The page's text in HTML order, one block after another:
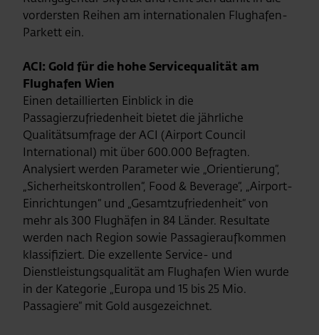
vordersten Reihen am internationalen Flughafen-
Parkett ein.
ACI: Gold für die hohe Servicequalität am
Flughafen Wien
Einen detaillierten Einblick in die
Passagierzufriedenheit bietet die jährliche
Qualitätsumfrage der ACI (Airport Council
International) mit über 600.000 Befragten.
Analysiert werden Parameter wie „Orientierung“,
„Sicherheitskontrollen“, Food & Beverage“, „Airport-
Einrichtungen“ und „Gesamtzufriedenheit“ von
mehr als 300 Flughäfen in 84 Länder. Resultate
werden nach Region sowie Passagieraufkommen
klassifiziert. Die exzellente Service- und
Dienstleistungsqualität am Flughafen Wien wurde
in der Kategorie „Europa und 15 bis 25 Mio.
Passagiere“ mit Gold ausgezeichnet.